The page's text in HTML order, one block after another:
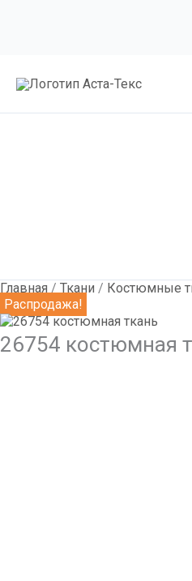
Главная / Ткани / Костюмные
Распродажа!
26754 костюмная